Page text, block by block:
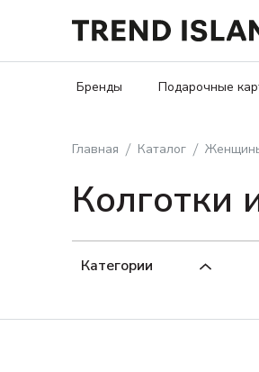
Бренды Подарочные
Главная Каталог
Колготки
Категории